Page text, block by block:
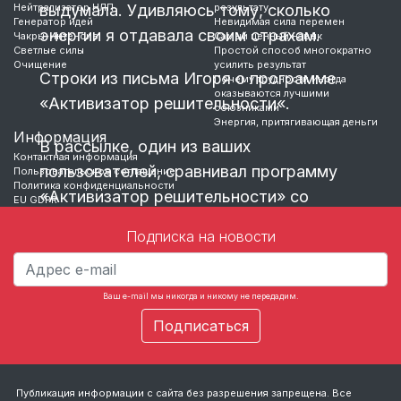
выдумала. Удивляюсь тому, сколько
энергии я отдавала своим страхам.
Строки из письма Игоря о программе
«Активизатор решительности«.
В рассылке, один из ваших
пользователей, сравнивал программу
«Активизатор решительности» со
канализации. У меня тот же эффект.
…
Нейтрализатор НЛП
Генератор идей
Чакры-Интенсив
Светлые силы
Очищение
результату
Невидимая сила перемен
Самый ценный навык
Простой способ многократно
усилить результат
Почему трудности иногда
оказываются лучшими
союзниками
Энергия, притягивающая деньги
Информация
Контактная информация
Пользовательское соглашение
Политика конфиденциальности
EU GDPR
Подписка на новости
Ваш e-mail мы никогда и никому не передадим.
Публикация информации с сайта без разрешения запрещена. Все